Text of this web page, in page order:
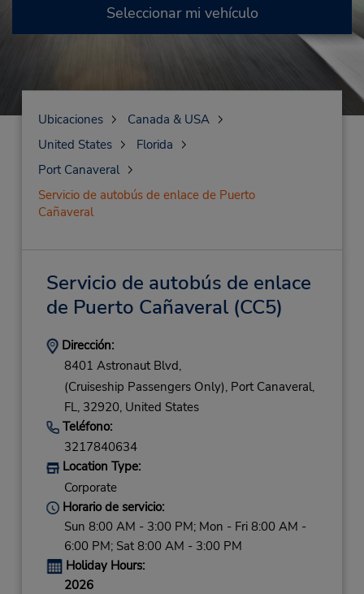
Seleccionar mi vehículo
Ubicaciones
Canada & USA
United States
Florida
Port Canaveral
Servicio de autobús de enlace de Puerto
Cañaveral
Servicio de autobús de enlace
de Puerto Cañaveral(CC5)
Dirección:
8401 Astronaut Blvd,
(Cruiseship Passengers Only), Port Canaveral,
FL, 32920, United States
Teléfono:
3217840634
Location Type:
Corporate
Horario de servicio:
Sun 8:00 AM - 3:00 PM; Mon - Fri 8:00 AM -
6:00 PM; Sat 8:00 AM - 3:00 PM
Holiday Hours:
2026